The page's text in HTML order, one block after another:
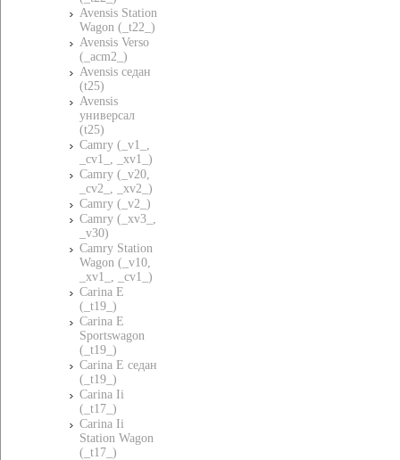
Avensis Station
Wagon (_t22_)
Avensis Verso
(_acm2_)
Avensis седан
(t25)
Avensis
универсал
(t25)
Camry (_v1_,
_cv1_, _xv1_)
Camry (_v20,
_cv2_, _xv2_)
Camry (_v2_)
Camry (_xv3_,
_v30)
Camry Station
Wagon (_v10,
_xv1_, _cv1_)
Carina E
(_t19_)
Carina E
Sportswagon
(_t19_)
Carina E седан
(_t19_)
Carina Ii
(_t17_)
Carina Ii
Station Wagon
(_t17_)